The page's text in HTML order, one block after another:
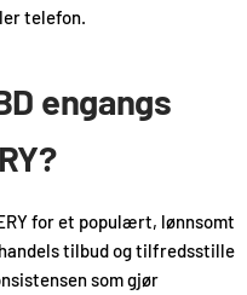
telefon.
engangs
for et populært, lønnsomt
tilbud og tilfredsstille
som gjør